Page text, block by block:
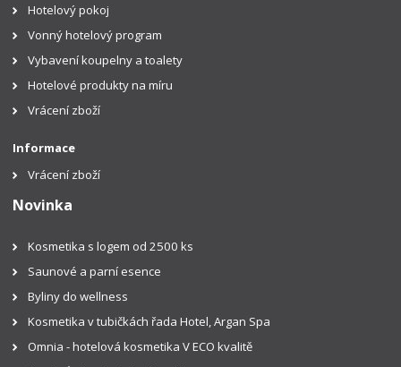
Hotelový pokoj
Vonný hotelový program
Vybavení koupelny a toalety
Hotelové produkty na míru
Vrácení zboží
Informace
Vrácení zboží
Novinka
Kosmetika s logem od 2500 ks
Saunové a parní esence
Byliny do wellness
Kosmetika v tubičkách řada Hotel, Argan Spa
Omnia - hotelová kosmetika V ECO kvalitě